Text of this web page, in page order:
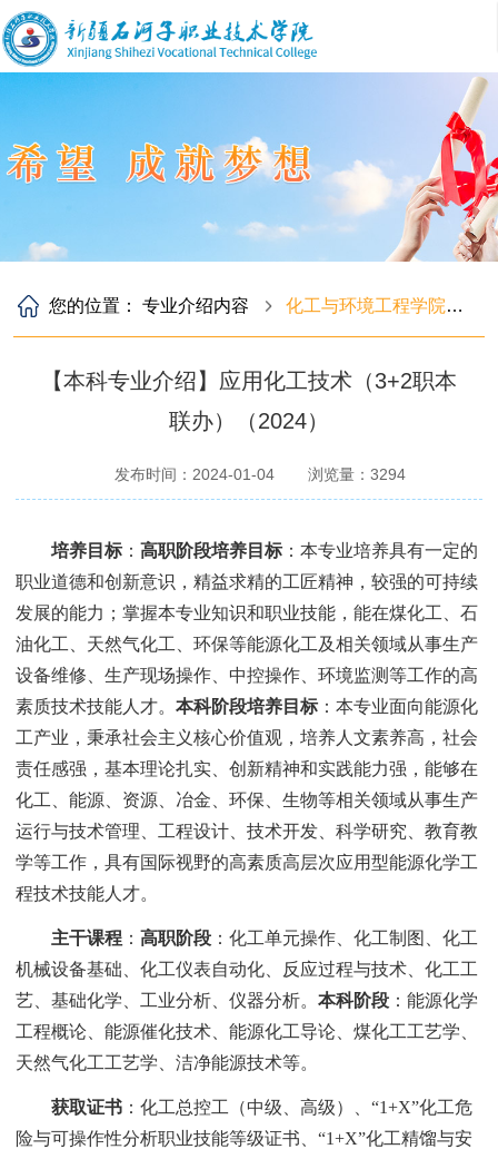
您的位置：专业介绍内容 化工与环境工程学院专业
【本科专业介绍】应用化工技术（3+2职本
联办）（2024）
发布时间：2024-01-04 浏览量： 3294
培养目标：高职阶段培养目标：本专业培养具有一定的
职业道德和创新意识，精益求精的工匠精神，较强的可持续
发展的能力；掌握本专业知识和职业技能，能在煤化工、石
油化工、天然气化工、环保等能源化工及相关领域从事生产
设备维修、生产现场操作、中控操作、环境监测等工作的高
素质技术技能人才。本科阶段培养目标：本专业面向能源化
工产业，秉承社会主义核心价值观，培养人文素养高，社会
责任感强，基本理论扎实、创新精神和实践能力强，能够在
化工、能源、资源、冶金、环保、生物等相关领域从事生产
运行与技术管理、工程设计、技术开发、科学研究、教育教
学等工作，具有国际视野的高素质高层次应用型能源化学工
程技术技能人才。
主干课程 ：高职阶段 ：化工单元操作、化工制图、化工
机械设备基础、化工仪表自动化、反应过程与技术、化工工
艺、基础化学、工业分析、仪器分析。本科阶段 ：能源化学
工程概论、能源催化技术、能源化工导论、煤化工工艺学、
天然气化工工艺学、洁净能源技术等。
获取证书 ：化工总控工（中级、高级）、“1+X”化工危
险与可操作性分析职业技能等级证书、“1+X”化工精馏与安